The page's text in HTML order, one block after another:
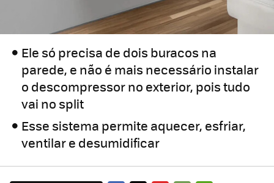
Ele só precisa de dois buracos na
parede, e não é mais necessário instalar
o descompressor no exterior, pois tudo
vai no split
Esse sistema permite aquecer, esfriar,
ventilar e desumidificar